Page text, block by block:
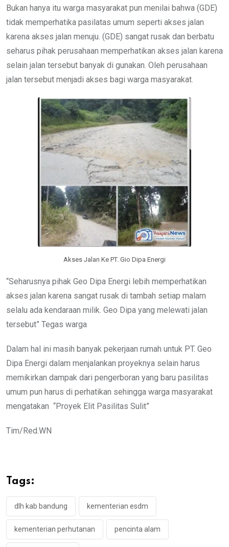
Bukan hanya itu warga masyarakat pun menilai bahwa (GDE)
tidak memperhatika pasilatas umum seperti akses jalan
karena akses jalan menuju. (GDE) sangat rusak dan berbatu
seharus pihak perusahaan memperhatikan akses jalan karena
selain jalan tersebut banyak di gunakan. Oleh perusahaan
jalan tersebut menjadi akses bagi warga masyarakat.
Akses Jalan Ke PT. Gio Dipa Energi
“Seharusnya pihak Geo Dipa Energi lebih memperhatikan
akses jalan karena sangat rusak di tambah setiap malam
selalu ada kendaraan milik. Geo Dipa yang melewati jalan
tersebut” Tegas warga
Dalam hal ini masih banyak pekerjaan rumah untuk PT. Geo
Dipa Energi dalam menjalankan proyeknya selain harus
memikirkan dampak dari pengerboran yang baru pasilitas
umum pun harus di perhatikan sehingga warga masyarakat
mengatakan “Proyek Elit Pasilitas Sulit”
Tim/Red.WN
Tags:
dlh kab bandung kementerian esdm
kementerian perhutanan pencinta alam